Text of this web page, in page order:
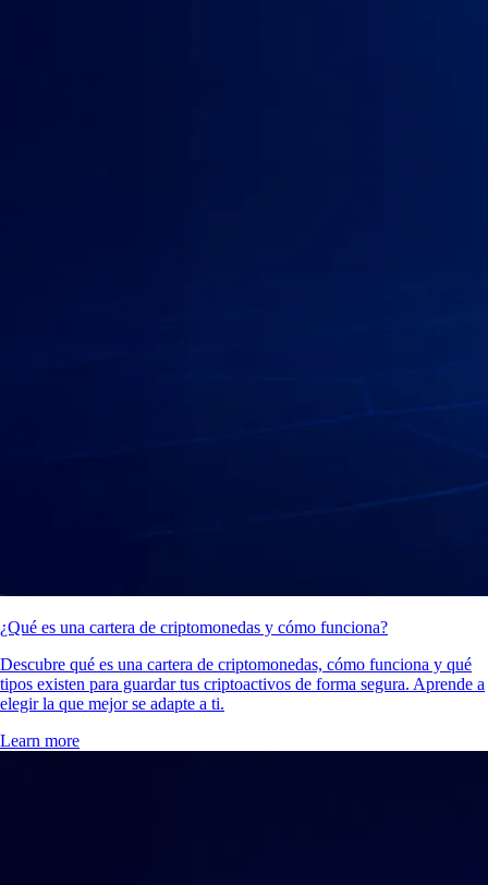
¿Qué es una cartera de criptomonedas y cómo funciona?
Descubre qué es una cartera de criptomonedas, cómo funciona y qué
tipos existen para guardar tus criptoactivos de forma segura. Aprende a
elegir la que mejor se adapte a ti.
Learn more